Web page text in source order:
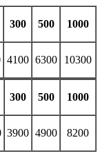
300 500 1000
4100 6300 10300
300 500 1000
3900 4900 8200